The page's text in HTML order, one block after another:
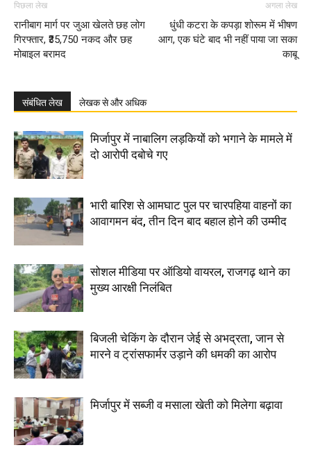
पिछला लेख
रानीबाग मार्ग पर जुआ खेलते छह लोग
गिरफ्तार, ₹35,750 नकद और छह
मोबाइल बरामद
अगला लेख
धुंधी कटरा के कपड़ा शोरूम में भीषण
आग, एक घंटे बाद भी नहीं पाया जा सका
काबू
संबंधित लेख लेखक से और अधिक
मिर्जापुर में नाबालिग लड़कियों को भगाने के मामले में
दो आरोपी दबोचे गए
भारी बारिश से आमघाट पुल पर चारपहिया वाहनों का
आवागमन बंद, तीन दिन बाद बहाल होने की उम्मीद
सोशल मीडिया पर ऑडियो वायरल, राजगढ़ थाने का
मुख्य आरक्षी निलंबित
बिजली चेकिंग के दौरान जेई से अभद्रता, जान से
मारने व ट्रांसफार्मर उड़ाने की धमकी का आरोप
मिर्जापुर में सब्जी व मसाला खेती को मिलेगा बढ़ावा